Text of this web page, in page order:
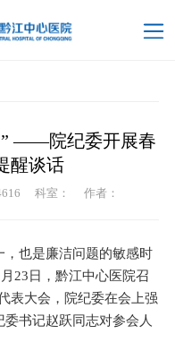
” ——院纪委开展春
醒谈话
科室： 作者：
也是廉洁问题的敏感时
23日，黔江中心医院召
表大会，院纪委在会上强
书记赵跃同志对参会人